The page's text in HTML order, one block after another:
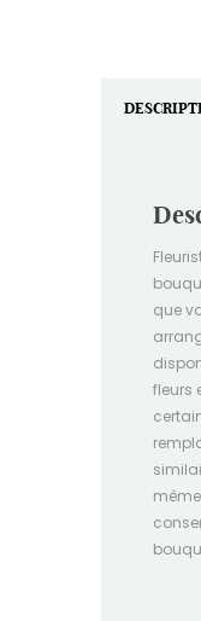
que
fleurs